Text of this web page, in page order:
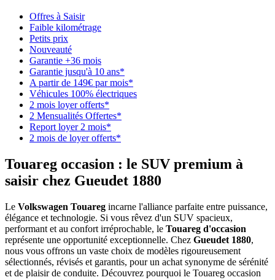
Offres à Saisir
Faible kilométrage
Petits prix
Nouveauté
Garantie +36 mois
Garantie jusqu'à 10 ans*
A partir de 149€ par mois*
Véhicules 100% électriques
2 mois loyer offerts*
2 Mensualités Offertes*
Report loyer 2 mois*
2 mois de loyer offerts*
Touareg occasion : le SUV premium à
saisir chez Gueudet 1880
Le Volkswagen Touareg incarne l'alliance parfaite entre puissance,
élégance et technologie. Si vous rêvez d'un SUV spacieux,
performant et au confort irréprochable, le Touareg d'occasion
représente une opportunité exceptionnelle. Chez Gueudet 1880,
nous vous offrons un vaste choix de modèles rigoureusement
sélectionnés, révisés et garantis, pour un achat synonyme de sérénité
et de plaisir de conduite. Découvrez pourquoi le Touareg occasion